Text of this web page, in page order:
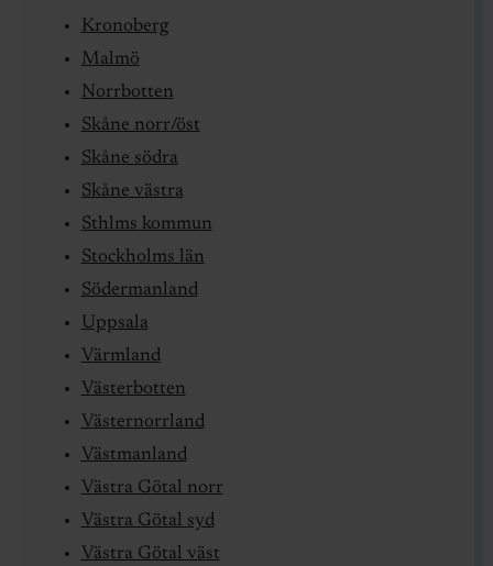
Kronoberg
Malmö
Norrbotten
Skåne norr/öst
Skåne södra
Skåne västra
Sthlms kommun
Stockholms län
Södermanland
Uppsala
Värmland
Västerbotten
Västernorrland
Västmanland
Västra Götal norr
Västra Götal syd
Västra Götal väst